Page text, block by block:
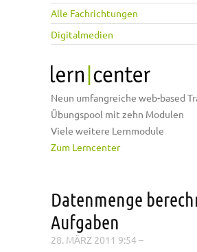
Alle Fachrichtungen
Digitalmedien
Neun umfangreiche web-based
Übungspool mit zehn Modulen
Viele weitere Lernmodule
Zum Lerncenter
Datenmenge
Aufgaben
28. MÄRZ 2011 9:54 –